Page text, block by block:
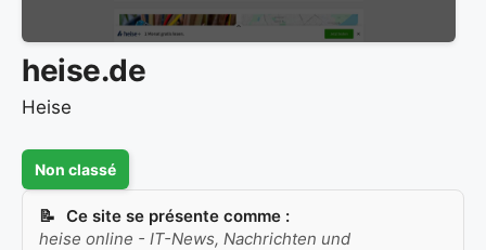
heise.de
Heise
Non classé
Ce site se présente comme :
heise online - IT-News, Nachrichten und